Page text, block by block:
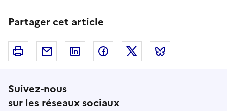
Partager cet article
Imprimer Courriel Linkedin FacebookTwitter
Suivez-nous
sur les réseaux sociaux